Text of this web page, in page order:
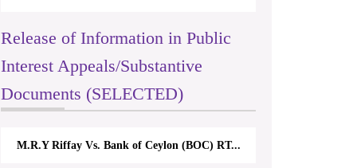
Release of Information in Public
Interest Appeals/Substantive
Documents (SELECTED)
M.R.Y Riffay Vs. Bank of Ceylon (BOC) RT...